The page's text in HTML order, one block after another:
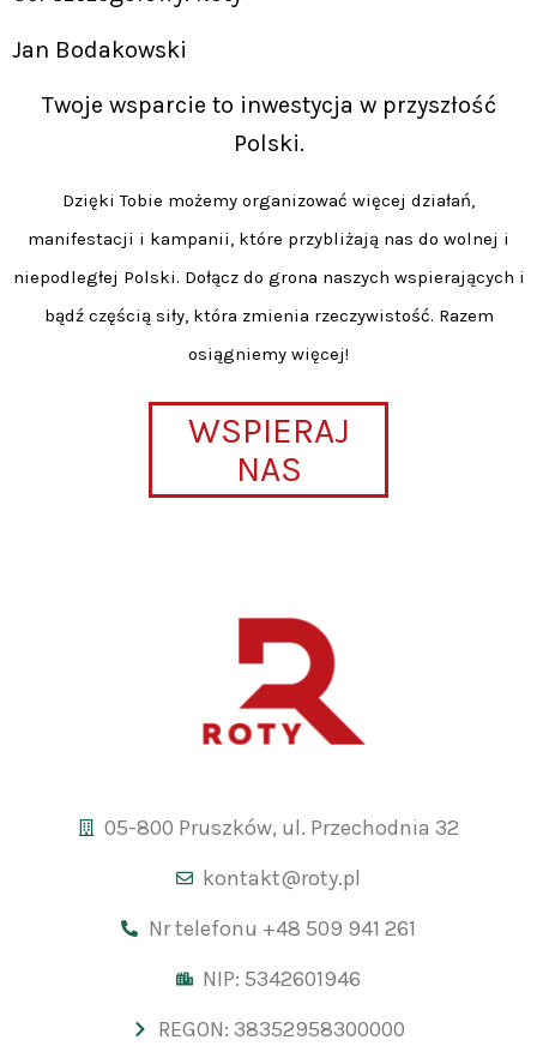
Jan Bodakowski
Twoje wsparcie to inwestycja w przyszłość
Polski.
Dzięki Tobie możemy organizować więcej działań,
manifestacji i kampanii, które przybliżają nas do wolnej i
niepodległej Polski. Dołącz do grona naszych wspierających i
bądź częścią siły, która zmienia rzeczywistość. Razem
osiągniemy więcej!
WSPIERAJ
NAS
05-800 Pruszków, ul. Przechodnia 32
kontakt@roty.pl
Nr telefonu +48 509 941 261
NIP: 5342601946
REGON: 38352958300000